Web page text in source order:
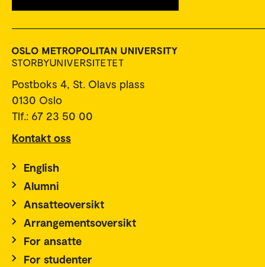
Postboks 4, St. Olavs plass
0130 Oslo
Tlf.: 67 23 50 00
Kontakt oss
English
Alumni
Ansatteoversikt
Arrangementsoversikt
For ansatte
For studenter